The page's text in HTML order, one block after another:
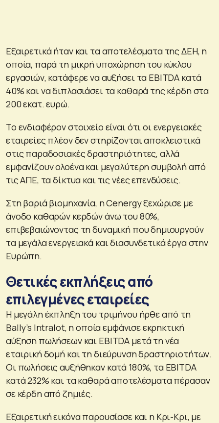
Εξαιρετικά ήταν και τα αποτελέσματα της ΔΕΗ, η
οποία, παρά τη μικρή υποχώρηση του κύκλου
εργασιών, κατάφερε να αυξήσει τα EBITDA κατά
40% και να διπλασιάσει τα καθαρά της κέρδη στα
200 εκατ. ευρώ.
Το ενδιαφέρον στοιχείο είναι ότι οι ενεργειακές
εταιρείες πλέον δεν στηρίζονται αποκλειστικά
στις παραδοσιακές δραστηριότητες, αλλά
εμφανίζουν ολοένα και μεγαλύτερη συμβολή από
τις ΑΠΕ, τα δίκτυα και τις νέες επενδύσεις.
Στη βαριά βιομηχανία, η Cenergy ξεχώρισε με
άνοδο καθαρών κερδών άνω του 80%,
επιβεβαιώνοντας τη δυναμική που δημιουργούν
τα μεγάλα ενεργειακά και διασυνδετικά έργα στην
Ευρώπη.
Θετικές εκπλήξεις από
επιλεγμένες εταιρείες
Η μεγάλη έκπληξη του τριμήνου ήρθε από τη
Bally’s Intralot, η οποία εμφάνισε εκρηκτική
αύξηση πωλήσεων και EBITDA μετά τη νέα
εταιρική δομή και τη διεύρυνση δραστηριοτήτων.
Οι πωλήσεις αυξήθηκαν κατά 180%, τα EBITDA
κατά 232% και τα καθαρά αποτελέσματα πέρασαν
σε κέρδη από ζημιές.
Εξαιρετική εικόνα παρουσίασε και η Κρι-Κρι, με